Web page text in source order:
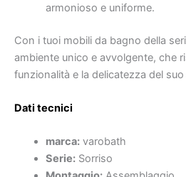
armonioso e uniforme.
Con i tuoi mobili da bagno della
ambiente unico e avvolgente, che
funzionalità e la delicatezza del
Dati tecnici
marca:varobath
Serie:Sorriso